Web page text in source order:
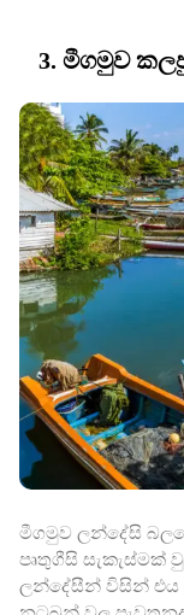
3. මීගමුව
මීගමුව ලන්දේසි
පෘතුගීසි සැකැස්මක්
ලන්දේසීන් විසින් එය